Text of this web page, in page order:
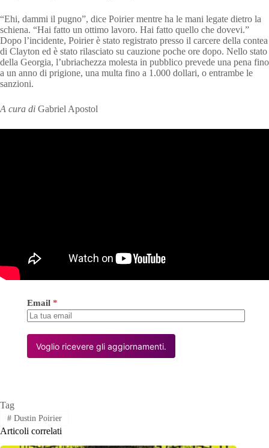
“Ehi, dammi il pugno”, dice Poirier mentre ha le mani legate dietro la
schiena. “Hai fatto un ottimo lavoro. Hai fatto quello che dovevi.”
Dopo l’incidente, Poirier è stato registrato presso il carcere della contea
di Clayton ed è stato rilasciato su cauzione poche ore dopo. Nello stato
della Georgia, l’ubriachezza molesta in pubblico prevede una pena fino
a un anno di prigione, una multa fino a 1.000 dollari, o entrambe le
sanzioni.
A cura di Gabriel Apostol
Email *
Voglio ricevere gli aggiornamenti.
Tag
#Dustin Poirier
Articoli correlati